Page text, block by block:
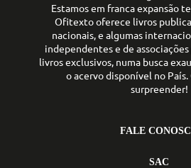
Estamos em franca expansão
Ofitexto oferece livros
nacionais, e algumas
independentes e de
livros exclusivos, numa busca
o acervo disponível no
surpreender!
FALE
SAC